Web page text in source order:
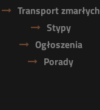
Transport zmarłych
Stypy
Ogłoszenia
Porady